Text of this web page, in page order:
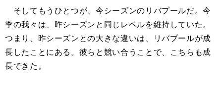
そしてもうひとつが、今シーズンのリバプールだ。今
季の我々は、昨シーズンと同じレベルを維持していた。
つまり、昨シーズンとの大きな違いは、リバプールが成
長したことにある。彼らと競い合うことで、こちらも成
長できた。